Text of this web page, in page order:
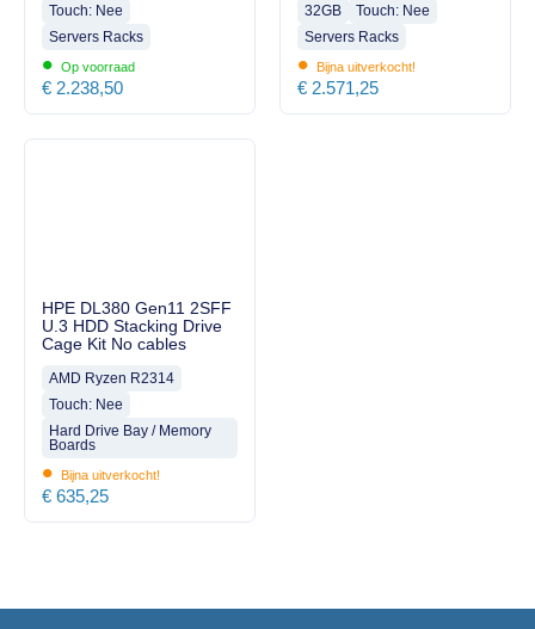
Touch: Nee
Servers Racks
• Op voorraad
€ 2.238,50
32GB
Touch: Nee
Servers Racks
• Bijna uitverkocht!
€ 2.571,25
HPE DL380 Gen11 2SFF
U.3 HDD Stacking Drive
Cage Kit No cables
AMD Ryzen R2314
Touch: Nee
Hard Drive Bay / Memory
Boards
• Bijna uitverkocht!
€ 635,25